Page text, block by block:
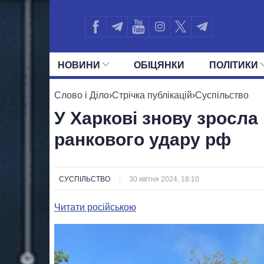
НОВИНИ ОБIЦЯНКИ ПОЛIТИКИ
УСІ ПОЛІТИКИ ПРЕЗИДЕНТ І ОФІС
Слово і Діло›Стрічка публікацій›Суспільство
У Харкові знову зросла
ранкового удару рф
СУСПІЛЬСТВО 30 квітня 2024, 18:10
Читати російською